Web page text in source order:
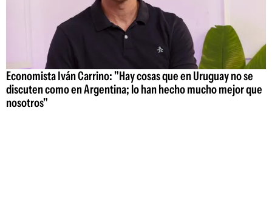
Economista Iván Carrino: "Hay cosas que en Uruguay no se
discuten como en Argentina; lo han hecho mucho mejor que
nosotros"